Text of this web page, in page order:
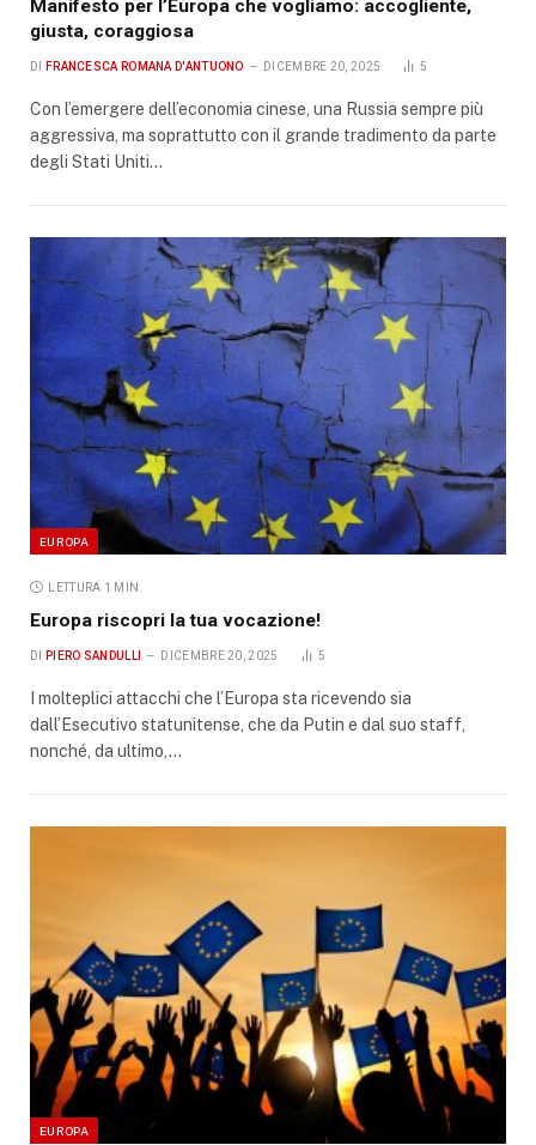
Manifesto per l’Europa che vogliamo: accogliente,
giusta, coraggiosa
DI FRANCESCA ROMANA D'ANTUONO DICEMBRE 20, 2025 5
Con l’emergere dell’economia cinese, una Russia sempre più
aggressiva, ma soprattutto con il grande tradimento da parte
degli Stati Uniti…
EUROPA
LETTURA 1 MIN.
Europa riscopri la tua vocazione!
DI PIERO SANDULLI DICEMBRE 20, 2025 5
I molteplici attacchi che l’Europa sta ricevendo sia
dall’Esecutivo statunitense, che da Putin e dal suo staff,
nonché, da ultimo,…
EUROPA